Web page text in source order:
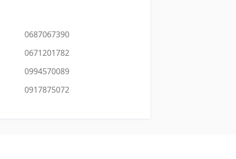
0687067390
0671201782
0994570089
0917875072